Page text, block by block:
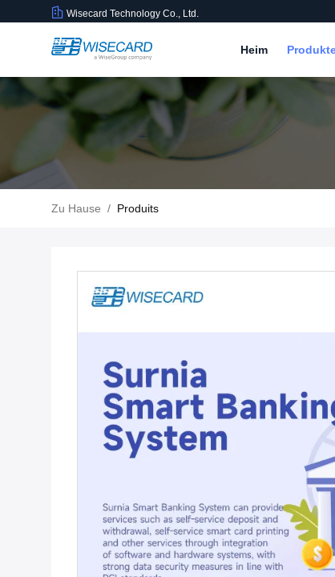
Wisecard Technology Co., Ltd.
Heim
Zu Hause / Produits